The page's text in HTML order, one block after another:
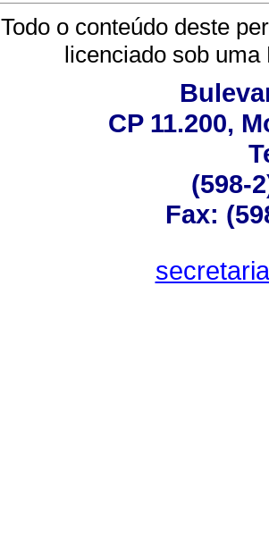
Todo o conteúdo deste
licenciado sob uma
CP 11.200,
(598-
Fax: